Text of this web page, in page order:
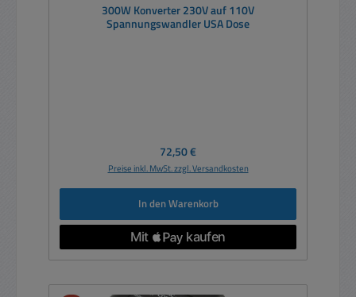
300W Konverter 230V auf 110V
Spannungswandler USA Dose
Regulärer Preis:
72,50 €
Preise inkl. MwSt. zzgl. Versandkosten
In den Warenkorb